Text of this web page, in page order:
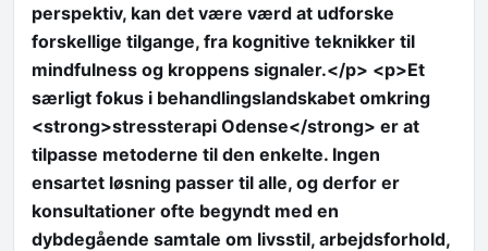
perspektiv, kan det være værd at udforske
forskellige tilgange, fra kognitive teknikker til
mindfulness og kroppens signaler.</p> <p>Et
særligt fokus i behandlingslandskabet omkring
<strong>stressterapi Odense</strong> er at
tilpasse metoderne til den enkelte. Ingen
ensartet løsning passer til alle, og derfor er
konsultationer ofte begyndt med en
dybdegående samtale om livsstil, arbejdsforhold,